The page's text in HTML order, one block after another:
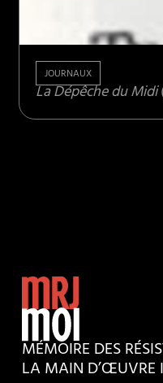
JOURNAUX
La Dépêche du Midi
MÉMOIRE DES
LA MAIN D’ŒUVRE